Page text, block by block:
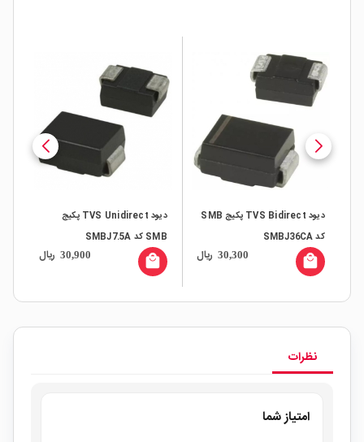
دیود TVS Bidirect پکیج SMB
کد SMBJ36CA
30,300 ریال local_mall
دیود TVS Unidirect پکیج
SMB کد SMBJ7.5A
30,900 ریال local_mall
نظرات
امتیاز شما